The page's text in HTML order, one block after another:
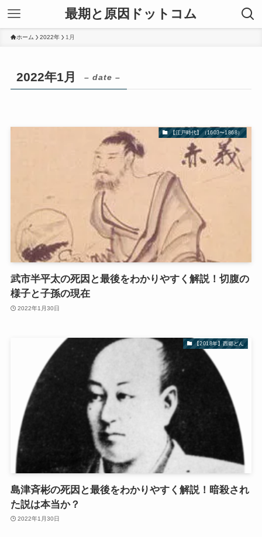
最期と原因ドットコム
ホーム 2022年 1月
2022年1月 – date –
【江戸時代】（1603〜1868）
武市半平太の死因と最後をわかりやすく解説！切腹の
様子と子孫の現在
2022年1月30日
【2018年】西郷どん
島津斉彬の死因と最後をわかりやすく解説！暗殺され
た説は本当か？
2022年1月30日